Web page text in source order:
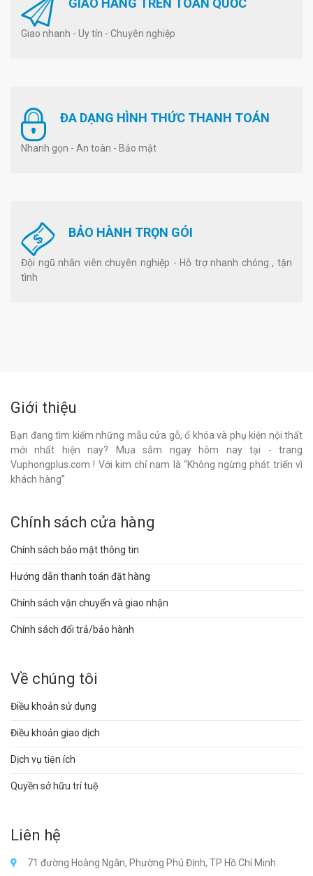
GIAO HÀNG TRÊN TOÀN QUỐC
Giao nhanh - Uy tín - Chuyên nghiệp
ĐA DẠNG HÌNH THỨC THANH TOÁN
Nhanh gọn - An toàn - Bảo mật
BẢO HÀNH TRỌN GÓI
Đội ngũ nhân viên chuyên nghiệp - Hỗ trợ nhanh chóng , tận
tình
Giới thiệu
Bạn đang tìm kiếm những mẫu cửa gỗ, ổ khóa và phụ kiện nội thất
mới nhất hiện nay? Mua sắm ngay hôm nay tại - trang
Vuphongplus.com ! Với kim chỉ nam là “Không ngừng phát triển vì
khách hàng”
Chính sách cửa hàng
Chính sách bảo mật thông tin
Hướng dẫn thanh toán đặt hàng
Chính sách vận chuyển và giao nhận
Chính sách đổi trả/bảo hành
Về chúng tôi
Điều khoản sử dụng
Điều khoản giao dịch
Dịch vụ tiện ích
Quyền sở hữu trí tuệ
Liên hệ
71 đường Hoàng Ngân, Phường Phú Định, TP Hồ Chí Minh